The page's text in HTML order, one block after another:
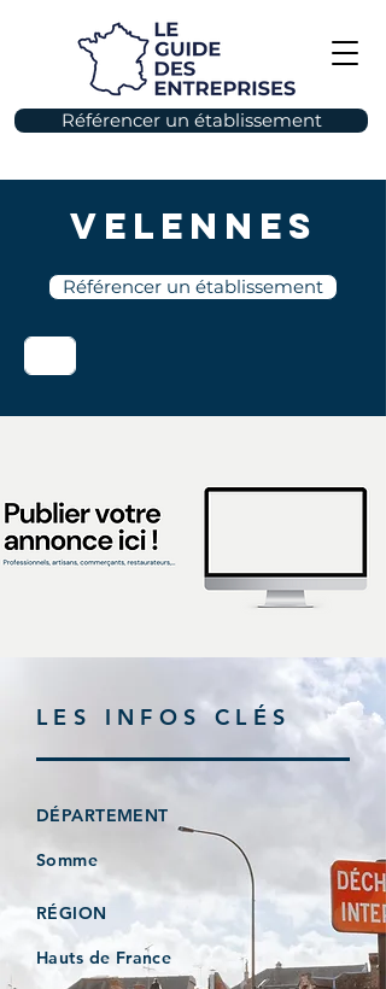
Référencer un établissement
Velennes
Référencer un établissement
LES INFOS CLÉS
DÉPARTEMENT
Somme
RÉGION
Hauts de France